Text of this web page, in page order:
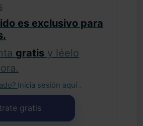
es exclusivo para
gratis y léelo
Inicia sesión aquí .
gratis